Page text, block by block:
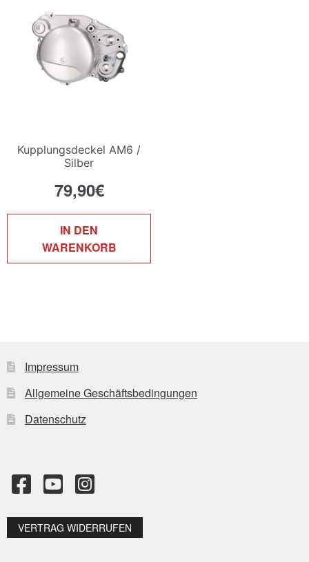
Kupplungsdeckel AM6 /
Silber
79,90€
IN DEN
WARENKORB
Impressum
Allgemeine Geschäftsbedingungen
Datenschutz
VERTRAG WIDERRUFEN